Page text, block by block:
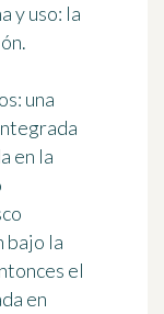
y uso: la
una
en la
bajo la
el
en